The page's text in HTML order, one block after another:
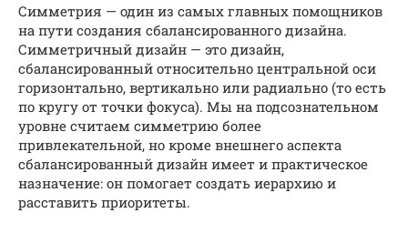
Симметрия — один из самых главных помощников
на пути создания сбалансированного дизайна.
Симметричный дизайн — это дизайн,
сбалансированный относительно центральной оси
горизонтально, вертикально или радиально (то есть
по кругу от точки фокуса). Мы на подсознательном
уровне считаем симметрию более
привлекательной, но кроме внешнего аспекта
сбалансированный дизайн имеет и практическое
назначение: он помогает создать иерархию и
расставить приоритеты.